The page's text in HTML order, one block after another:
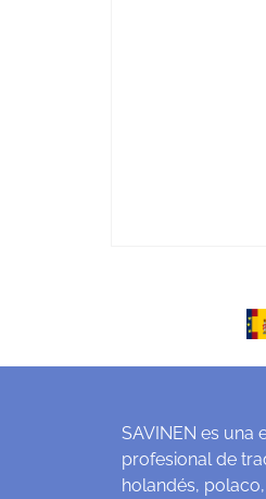
SAVINEN es
profesional de
holandés,